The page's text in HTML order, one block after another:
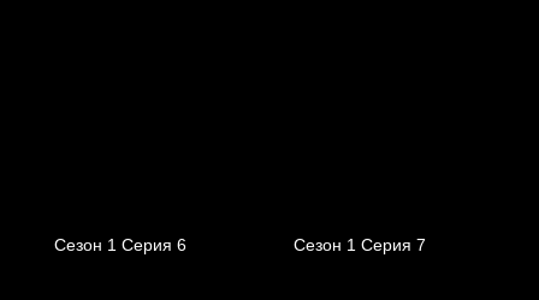
Сезон 1 Серия 6 Сезон 1 Серия 7